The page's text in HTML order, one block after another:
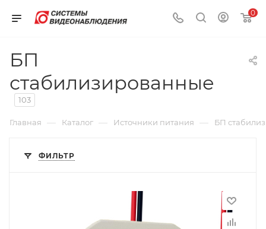
0
БП
стабилизированные
103
Главная — Каталог — Источники питания — БП
ФИЛЬТР